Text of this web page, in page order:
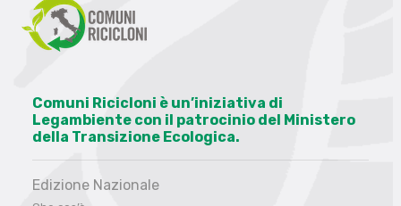
Comuni Ricicloni è un’iniziativa di
Legambiente con il patrocinio del Ministero
della Transizione Ecologica.
Edizione Nazionale